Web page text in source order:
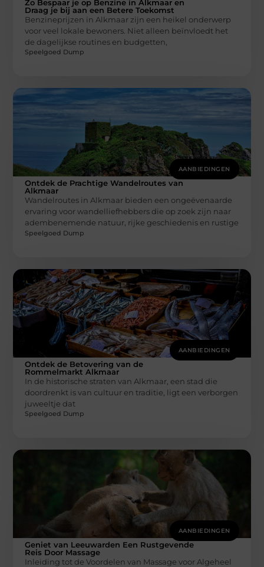
Zo Bespaar je op Benzine in Alkmaar en
Draag je bij aan een Betere Toekomst
Benzineprijzen in Alkmaar zijn een heikel onderwerp
voor veel lokale bewoners. Niet alleen beïnvloedt het
de dagelijkse routines en budgetten,
Speelgoed Dump
AANBIEDINGEN
Ontdek de Prachtige Wandelroutes van
Alkmaar
Wandelroutes in Alkmaar bieden een ongeëvenaarde
ervaring voor wandelliefhebbers die op zoek zijn naar
adembenemende natuur, rijke geschiedenis en rustige
Speelgoed Dump
AANBIEDINGEN
Ontdek de Betovering van de
Rommelmarkt Alkmaar
In de historische straten van Alkmaar, een stad die
doordrenkt is van cultuur en traditie, ligt een verborgen
juweeltje dat
Speelgoed Dump
AANBIEDINGEN
Geniet van Leeuwarden Een Rustgevende
Reis Door Massage
Inleiding tot de Voordelen van Massage voor Algeheel